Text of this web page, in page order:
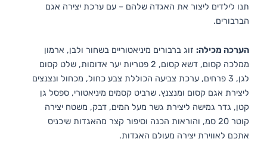
תנו לילדים ליצור את האגדה שלהם – עם ערכת יצירה אגם
הברבורים.
הערכה מכילה: זוג ברבורים מיניאטוריים בשחור ולבן, ארמון
ממלכה קסום, דשא קסום, 2 פטריות יער אדומות, שלט קסום
לגן, 3 פרחים, ערכת צביעה הכוללת צבע כחול, מכחול ונצנצים
ליצירת אגם קסום ומנצנץ. שרביט קסמים מיניאטורי, ספסל גן
קטן, גדר גמישה ליצירת גשר מעל המים, דבק, משטח יצירה
קוטר 20 סמ, והוראות הכנה וסיפור קצר מהאגדות שיכניס
אתכם לאווירת יצירה מעולם האגדות.